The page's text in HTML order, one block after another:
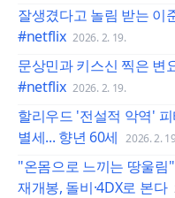
잘생겼다고 놀림 받는 이
#netflix 2026. 2. 19.
문상민과 키스신 찍은 변
#netflix 2026. 2. 19.
할리우드 '전설적 악역'
별세... 향년 60세 2026. 2.
"온몸으로 느끼는 땅울
재개봉, 돌비·4DX로 본다